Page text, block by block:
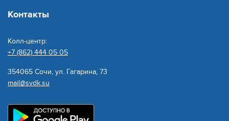
Контакты
Колл-центр:
+7 (862) 444 05 05
354065 Сочи, ул. Гагарина, 73
mail@svdk.su